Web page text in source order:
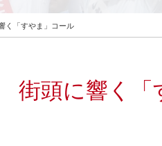
「すやま」コール
頭に響く「